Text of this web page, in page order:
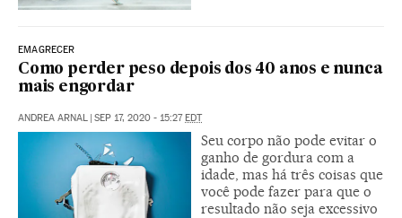
EMAGRECER
Como perder peso depois dos 40 anos e nunca
mais engordar
ANDREA ARNAL | SEP 17, 2020 - 15:27EDT
Seu corpo não pode evitar o
ganho de gordura com a
idade, mas há três coisas que
você pode fazer para que o
resultado não seja excessivo